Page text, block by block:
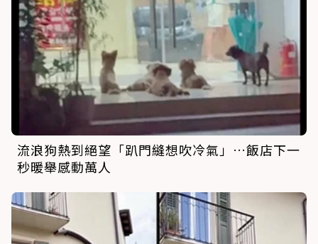
流浪狗熱到絕望「趴門縫想吹冷氣」…飯店下一
秒暖舉感動萬人